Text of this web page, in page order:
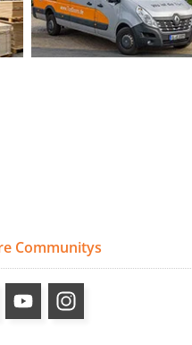
Communitys